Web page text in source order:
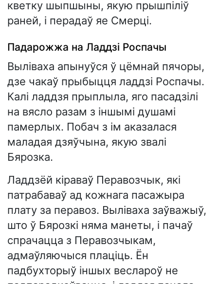
кветку шыпшыны, якую прышпіліў
раней, і перадаў яе Смерці.
Падарожжа на Ладдзі Роспачы
Выліваха апынуўся ў цёмнай пячоры,
дзе чакаў прыбыцця ладдзі Роспачы.
Калі ладдзя прыплыла, яго пасадзілі
на вясло разам з іншымі душамі
памерлых. Побач з ім аказалася
маладая дзяўчына, якую звалі
Бярозка.
Ладдзёй кіраваў Перавозчык, які
патрабаваў ад кожнага пасажыра
плату за перавоз. Выліваха заўважыў,
што ў Бярозкі няма манеты, і пачаў
спрачацца з Перавозчыкам,
адмаўляючыся плаціць. Ён
падбухторыў іншых веслароў не